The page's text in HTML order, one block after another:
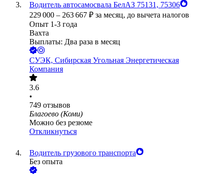
Водитель автосамосвала БелАЗ 75131, 75306
229 000 – 263 667 ₽ за месяц, до вычета налогов
Опыт 1-3 года
Вахта
Выплаты: Два раза в месяц
СУЭК, Сибирская Угольная Энергетическая
Компания
3.6
•
749 отзывов
Благоево (Коми)
Можно без резюме
Откликнуться
Водитель грузового транспорта
Без опыта